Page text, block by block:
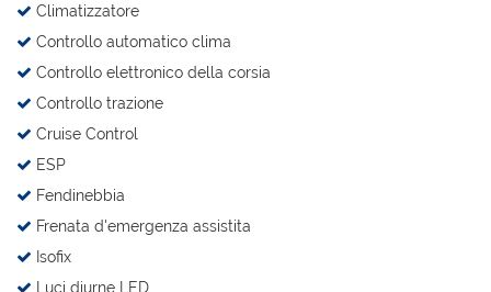
Climatizzatore
Controllo automatico clima
Controllo elettronico della corsia
Controllo trazione
Cruise Control
ESP
Fendinebbia
Frenata d'emergenza assistita
Isofix
Luci diurne LED